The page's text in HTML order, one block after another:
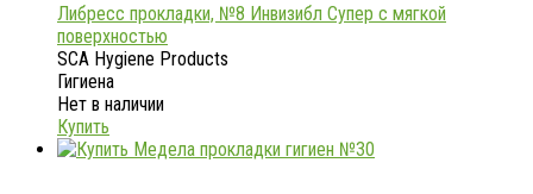
Либресс прокладки, №8 Инвизибл Супер с мягкой
поверхностью
SCA Hygiene Products
Гигиена
Нет в наличии
Купить